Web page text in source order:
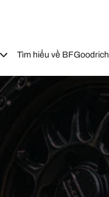
Tìm hiểu về BFGoodrich